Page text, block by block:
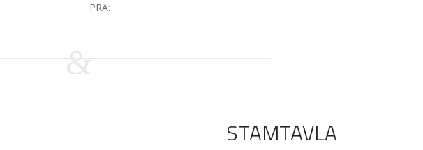
PRA:
STAMTAVLA